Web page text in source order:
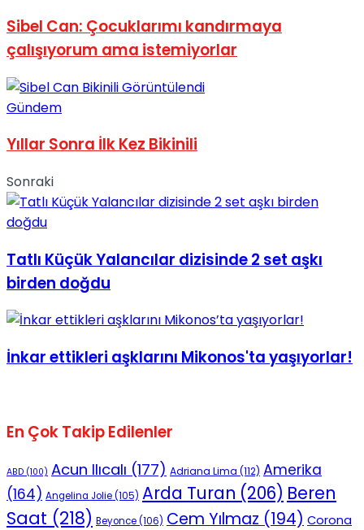
Sibel Can: Çocuklarımı kandırmaya
çalışıyorum ama istemiyorlar
Gündem
Yıllar Sonra İlk Kez Bikinili
Sonraki
Tatlı Küçük Yalancılar dizisinde 2 set aşkı
birden doğdu
İnkar ettikleri aşklarını Mikonos'ta yaşıyorlar!
En Çok Takip Edilenler
ABD (100) Acun Ilıcalı (177) Adriana Lima (112) Amerika
(164) Angelina Jolie(105) Arda Turan (206) Beren
Saat (218) Beyonce(106) Cem Yılmaz (194) Corona